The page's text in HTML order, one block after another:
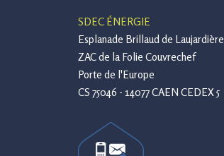
SDEC ÉNERGIE
Esplanade Brillaud de Laujardière
ZAC de la Folie Couvrechef
Porte de l'Europe
CS 75046 - 14077 CAEN CEDEX 5